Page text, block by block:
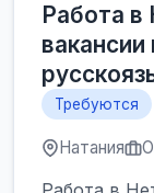
Работа в
вакансии
Требуются
Натания